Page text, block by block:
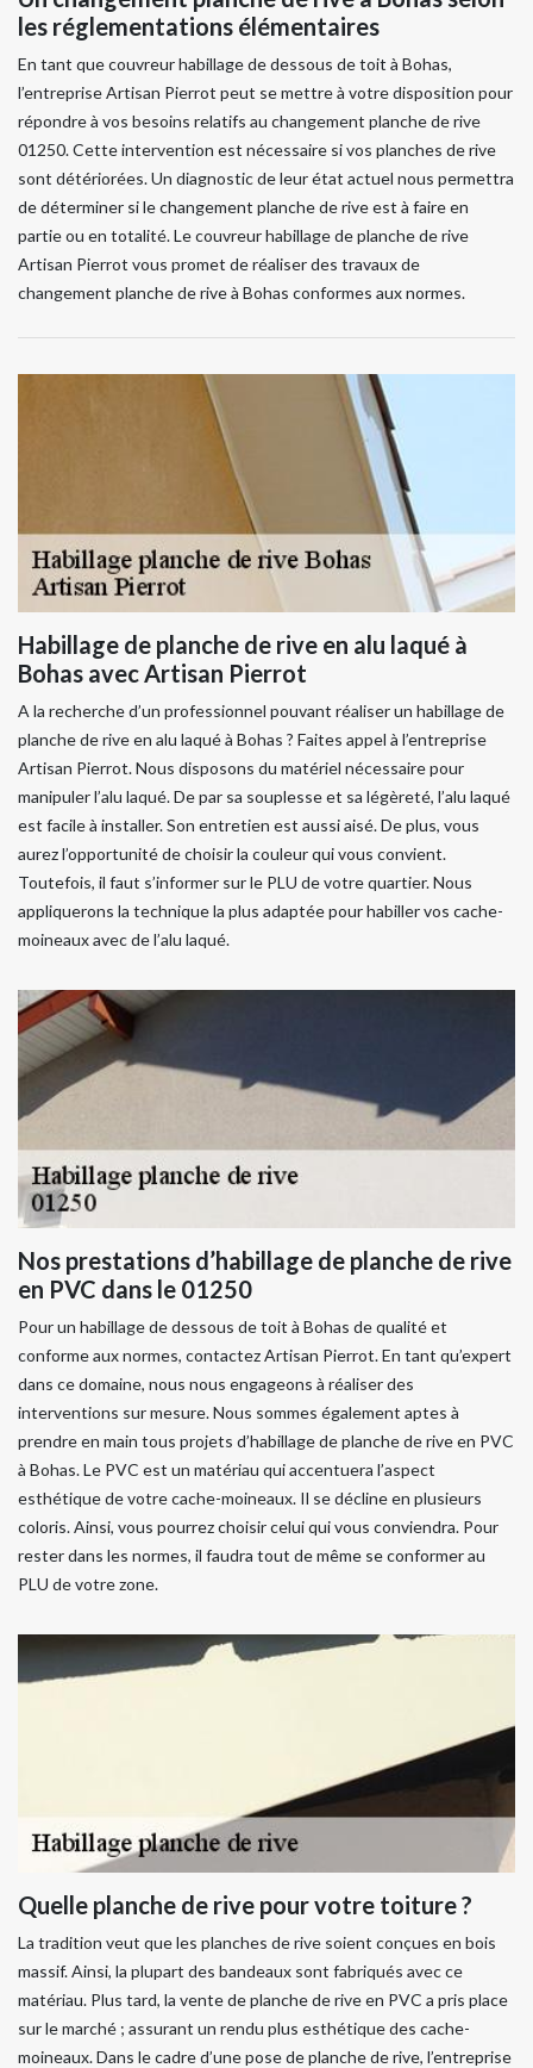
les réglementations élémentaires
En tant que couvreur habillage de dessous de toit à Bohas,
l’entreprise Artisan Pierrot peut se mettre à votre disposition pour
répondre à vos besoins relatifs au changement planche de rive
01250. Cette intervention est nécessaire si vos planches de rive
sont détériorées. Un diagnostic de leur état actuel nous permettra
de déterminer si le changement planche de rive est à faire en
partie ou en totalité. Le couvreur habillage de planche de rive
Artisan Pierrot vous promet de réaliser des travaux de
changement planche de rive à Bohas conformes aux normes.
Habillage de planche de rive en alu laqué à
Bohas avec Artisan Pierrot
A la recherche d’un professionnel pouvant réaliser un habillage de
planche de rive en alu laqué à Bohas ? Faites appel à l’entreprise
Artisan Pierrot. Nous disposons du matériel nécessaire pour
manipuler l’alu laqué. De par sa souplesse et sa légèreté, l’alu laqué
est facile à installer. Son entretien est aussi aisé. De plus, vous
aurez l’opportunité de choisir la couleur qui vous convient.
Toutefois, il faut s’informer sur le PLU de votre quartier. Nous
appliquerons la technique la plus adaptée pour habiller vos cache-
moineaux avec de l’alu laqué.
Nos prestations d’habillage de planche de rive
en PVC dans le 01250
Pour un habillage de dessous de toit à Bohas de qualité et
conforme aux normes, contactez Artisan Pierrot. En tant qu’expert
dans ce domaine, nous nous engageons à réaliser des
interventions sur mesure. Nous sommes également aptes à
prendre en main tous projets d’habillage de planche de rive en PVC
à Bohas. Le PVC est un matériau qui accentuera l’aspect
esthétique de votre cache-moineaux. Il se décline en plusieurs
coloris. Ainsi, vous pourrez choisir celui qui vous conviendra. Pour
rester dans les normes, il faudra tout de même se conformer au
PLU de votre zone.
Quelle planche de rive pour votre toiture ?
La tradition veut que les planches de rive soient conçues en bois
massif. Ainsi, la plupart des bandeaux sont fabriqués avec ce
matériau. Plus tard, la vente de planche de rive en PVC a pris place
sur le marché ; assurant un rendu plus esthétique des cache-
moineaux. Dans le cadre d’une pose de planche de rive, l’entreprise